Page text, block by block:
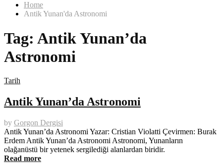
Home
Antik Yunan'da Astronomi
Tag: Antik Yunan’da
Astronomi
Tarih
Antik Yunan’da Astronomi
by Gorgon Dergisi
Antik Yunan’da Astronomi Yazar: Cristian Violatti Çevirmen: Burak
Erdem Antik Yunan’da Astronomi Astronomi, Yunanların
olağanüstü bir yetenek sergilediği alanlardan biridir.
Read more